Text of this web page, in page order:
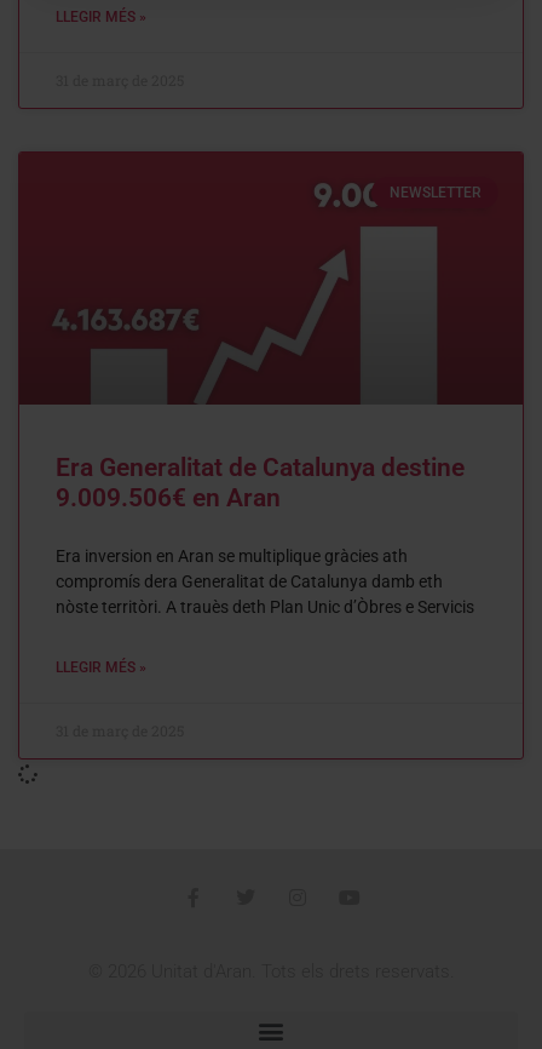
LLEGIR MÉS »
NEWSLETTER
Era Generalitat de Catalunya destine
9.009.506€ en Aran
Era inversion en Aran se multiplique gràcies ath
compromís dera Generalitat de Catalunya damb eth
nòste territòri. A trauès deth Plan Unic d’Òbres e Servicis
LLEGIR MÉS »